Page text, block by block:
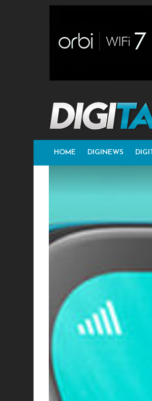
HOME DIGINEWS